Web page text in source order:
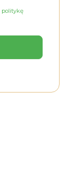
politykę